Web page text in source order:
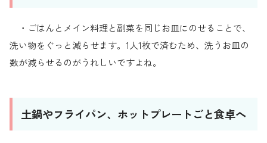
・ごはんとメイン料理と副菜を同じお皿にのせることで、
洗い物をぐっと減らせます。1人1枚で済むため、洗うお皿の
数が減らせるのがうれしいですよね。
土鍋やフライパン、ホットプレートごと食卓へ